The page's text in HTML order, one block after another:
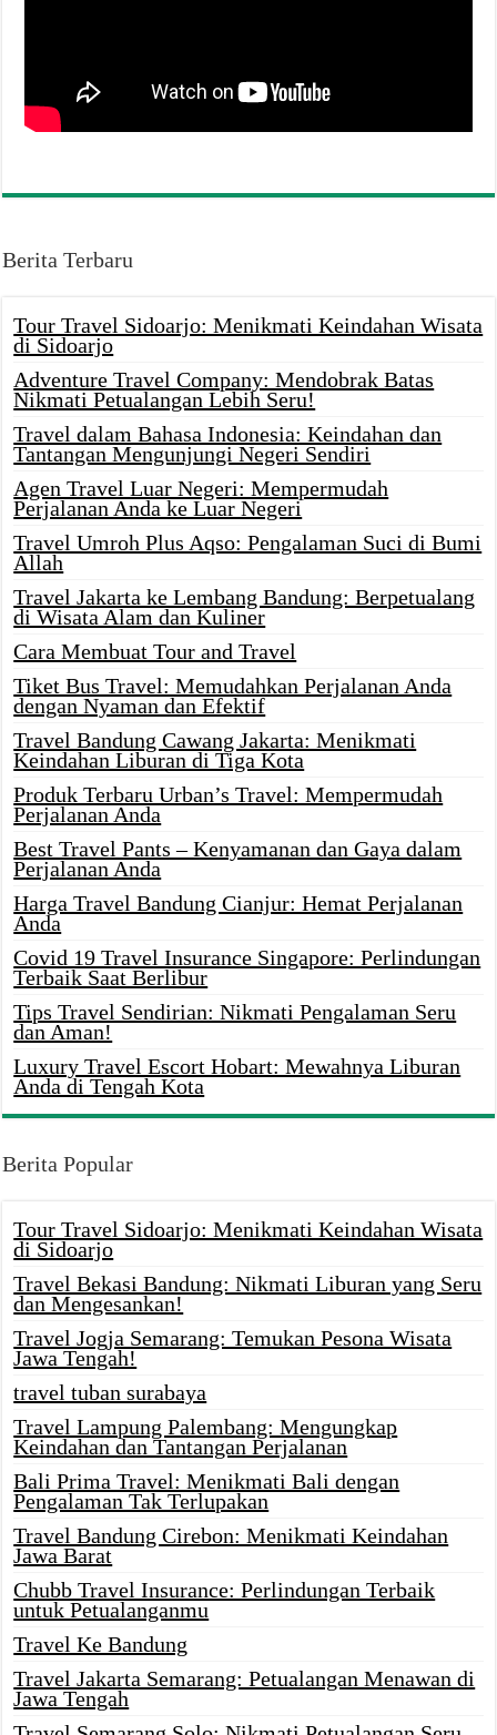
Berita Terbaru
Tour Travel Sidoarjo: Menikmati Keindahan Wisata
di Sidoarjo
Adventure Travel Company: Mendobrak Batas
Nikmati Petualangan Lebih Seru!
Travel dalam Bahasa Indonesia: Keindahan dan
Tantangan Mengunjungi Negeri Sendiri
Agen Travel Luar Negeri: Mempermudah
Perjalanan Anda ke Luar Negeri
Travel Umroh Plus Aqso: Pengalaman Suci di Bumi
Allah
Travel Jakarta ke Lembang Bandung: Berpetualang
di Wisata Alam dan Kuliner
Cara Membuat Tour and Travel
Tiket Bus Travel: Memudahkan Perjalanan Anda
dengan Nyaman dan Efektif
Travel Bandung Cawang Jakarta: Menikmati
Keindahan Liburan di Tiga Kota
Produk Terbaru Urban’s Travel: Mempermudah
Perjalanan Anda
Best Travel Pants – Kenyamanan dan Gaya dalam
Perjalanan Anda
Harga Travel Bandung Cianjur: Hemat Perjalanan
Anda
Covid 19 Travel Insurance Singapore: Perlindungan
Terbaik Saat Berlibur
Tips Travel Sendirian: Nikmati Pengalaman Seru
dan Aman!
Luxury Travel Escort Hobart: Mewahnya Liburan
Anda di Tengah Kota
Berita Popular
Tour Travel Sidoarjo: Menikmati Keindahan Wisata
di Sidoarjo
Travel Bekasi Bandung: Nikmati Liburan yang Seru
dan Mengesankan!
Travel Jogja Semarang: Temukan Pesona Wisata
Jawa Tengah!
travel tuban surabaya
Travel Lampung Palembang: Mengungkap
Keindahan dan Tantangan Perjalanan
Bali Prima Travel: Menikmati Bali dengan
Pengalaman Tak Terlupakan
Travel Bandung Cirebon: Menikmati Keindahan
Jawa Barat
Chubb Travel Insurance: Perlindungan Terbaik
untuk Petualanganmu
Travel Ke Bandung
Travel Jakarta Semarang: Petualangan Menawan di
Jawa Tengah